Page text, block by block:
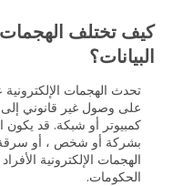
كيف تختلف الهجمات
البيانات؟
تحدث الهجمات
على وصول غير قانوني إلى
كمبيوتر أو شبكة. قد يكون
بشركة أو شخص ، أو سرقة
الهجمات الإلكترونية
الحكومات.